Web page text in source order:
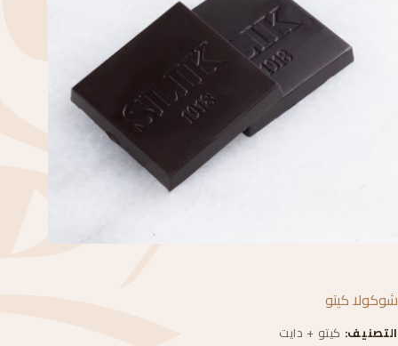
شوكولا كيتو
التصنيف: كيتو + دايت